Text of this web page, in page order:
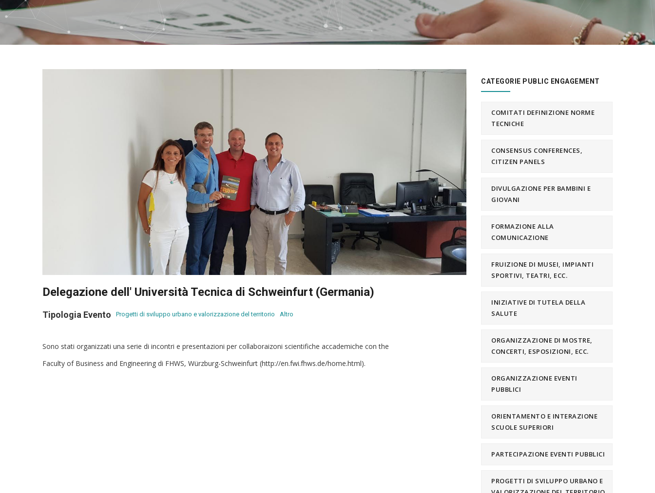
Delegazione dell' Università Tecnica di Schweinfurt (Germania)
Tipologia Evento Progetti di sviluppo urbano e valorizzazione del territorio Altro
Sono stati organizzati una serie di incontri e presentazioni per collaboraizoni scientifiche accademiche con the
Faculty of Business and Engineering di FHWS, Würzburg-Schweinfurt (http://en.fwi.fhws.de/home.html).
CATEGORIE PUBLIC ENGAGEMENT
COMITATI DEFINIZIONE NORME
TECNICHE
CONSENSUS CONFERENCES,
CITIZEN PANELS
DIVULGAZIONE PER BAMBINI E
GIOVANI
FORMAZIONE ALLA
COMUNICAZIONE
FRUIZIONE DI MUSEI, IMPIANTI
SPORTIVI, TEATRI, ECC.
INIZIATIVE DI TUTELA DELLA
SALUTE
ORGANIZZAZIONE DI MOSTRE,
CONCERTI, ESPOSIZIONI, ECC.
ORGANIZZAZIONE EVENTI
PUBBLICI
ORIENTAMENTO E INTERAZIONE
SCUOLE SUPERIORI
PARTECIPAZIONE EVENTI PUBBLICI
PROGETTI DI SVILUPPO URBANO E